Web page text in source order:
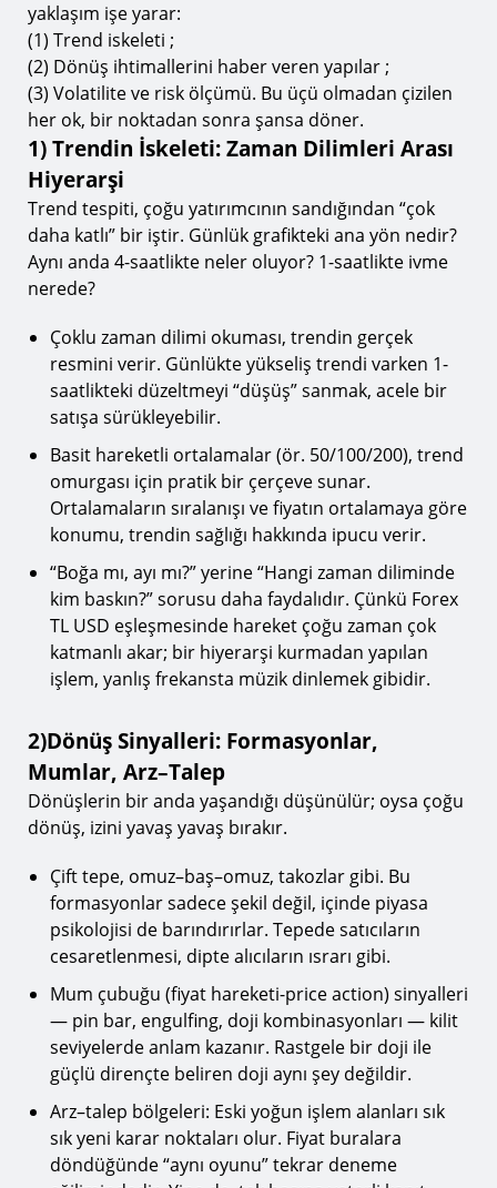
yaklaşım işe yarar:
(1) Trend iskeleti ;
(2) Dönüş ihtimallerini haber veren yapılar ;
(3) Volatilite ve risk ölçümü. Bu üçü olmadan çizilen
her ok, bir noktadan sonra şansa döner.
1) Trendin İskeleti: Zaman Dilimleri Arası
Hiyerarşi
Trend tespiti, çoğu yatırımcının sandığından “çok
daha katlı” bir iştir. Günlük grafikteki ana yön nedir?
Aynı anda 4-saatlikte neler oluyor? 1-saatlikte ivme
nerede?
Çoklu zaman dilimi okuması, trendin gerçek
resmini verir. Günlükte yükseliş trendi varken 1-
saatlikteki düzeltmeyi “düşüş” sanmak, acele bir
satışa sürükleyebilir.
Basit hareketli ortalamalar (ör. 50/100/200), trend
omurgası için pratik bir çerçeve sunar.
Ortalamaların sıralanışı ve fiyatın ortalamaya göre
konumu, trendin sağlığı hakkında ipucu verir.
“Boğa mı, ayı mı?” yerine “Hangi zaman diliminde
kim baskın?” sorusu daha faydalıdır. Çünkü Forex
TL USD eşleşmesinde hareket çoğu zaman çok
katmanlı akar; bir hiyerarşi kurmadan yapılan
işlem, yanlış frekansta müzik dinlemek gibidir.
2)Dönüş Sinyalleri: Formasyonlar,
Mumlar, Arz–Talep
Dönüşlerin bir anda yaşandığı düşünülür; oysa çoğu
dönüş, izini yavaş yavaş bırakır.
Çift tepe, omuz–baş–omuz, takozlar gibi. Bu
formasyonlar sadece şekil değil, içinde piyasa
psikolojisi de barındırırlar. Tepede satıcıların
cesaretlenmesi, dipte alıcıların ısrarı gibi.
Mum çubuğu (fiyat hareketi-price action) sinyalleri
— pin bar, engulfing, doji kombinasyonları — kilit
seviyelerde anlam kazanır. Rastgele bir doji ile
güçlü dirençte beliren doji aynı şey değildir.
Arz–talep bölgeleri: Eski yoğun işlem alanları sık
sık yeni karar noktaları olur. Fiyat buralara
döndüğünde “aynı oyunu” tekrar deneme